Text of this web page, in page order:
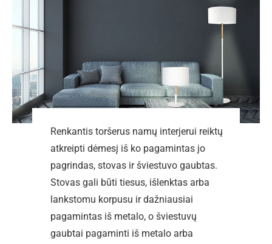
Renkantis toršerus namų interjerui reiktų
atkreipti dėmesį iš ko pagamintas jo
pagrindas, stovas ir šviestuvo gaubtas.
Stovas gali būti tiesus, išlenktas arba
lankstomu korpusu ir dažniausiai
pagamintas iš metalo, o šviestuvų
gaubtai pagaminti iš metalo arba